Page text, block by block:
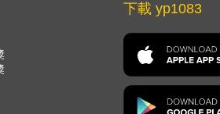
下載 yp1083